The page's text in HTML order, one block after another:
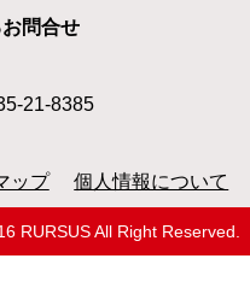
問合せ
21-8385
ップ 個人情報について
RURSUS All Right Reserved.